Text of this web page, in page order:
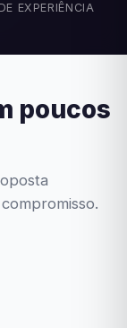
EXPERIÊNCIA
poucos